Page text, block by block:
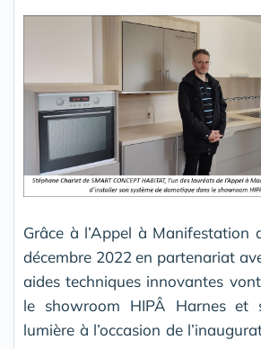
Grâce à l’Appel à Manifestation
décembre 2022 en partenariat
aides techniques innovantes
le showroom HIPÂ Harnes et
lumière à l’occasion de